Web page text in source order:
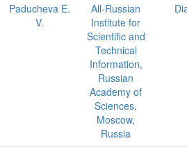
Paducheva E.
V.
All-Russian
Institute for
Scientific and
Technical
Information,
Russian
Academy of
Sciences,
Moscow,
Russia